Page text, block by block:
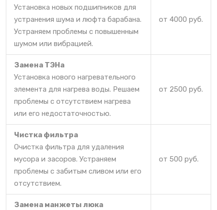
Установка новых подшипников для
устранения шума и люфта барабана.
Устраняем проблемы с повышенным
шумом или вибрацией.
от 4000 руб.
Замена ТЭНа
Установка нового нагревательного
элемента для нагрева воды. Решаем
проблемы с отсутствием нагрева
или его недостаточностью.
от 2500 руб.
Чистка фильтра
Очистка фильтра для удаления
мусора и засоров. Устраняем
проблемы с забитым сливом или его
отсутствием.
от 500 руб.
Замена манжеты люка